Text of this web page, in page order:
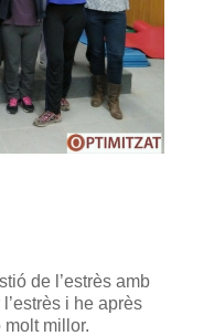
de l’estrès amb
i he après
molt millor.